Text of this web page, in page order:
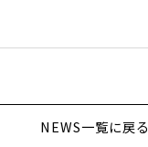
NEWS一覧に戻る